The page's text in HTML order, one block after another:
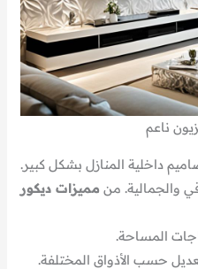
ناعم
داخلية المنازل بشكل كبير.
والجمالية. من مميزات ديكور
المساحة.
حسب الأذواق المختلفة.